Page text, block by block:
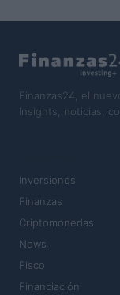
Finanzas24, el
Insights, noticias,
Inversiones
Finanzas
Criptomonedas
News
Fisco
Financiación